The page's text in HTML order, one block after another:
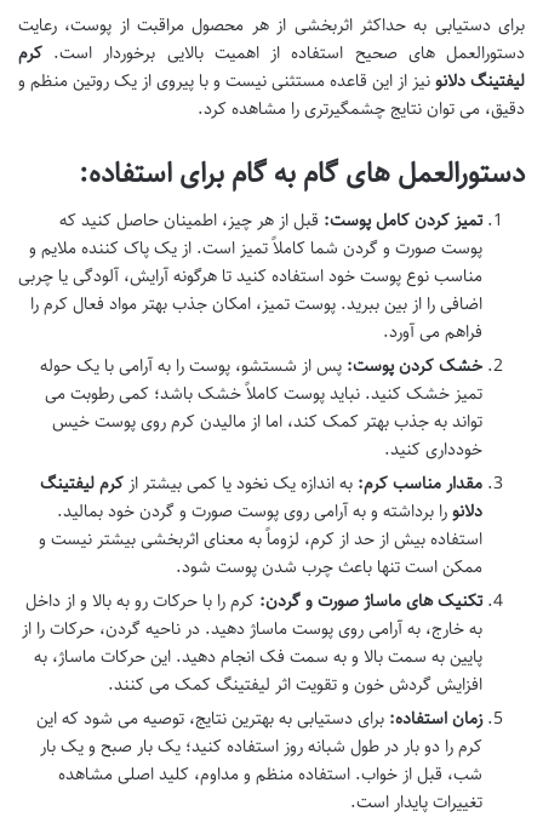
برای دستیابی به حداکثر اثربخشی از هر محصول مراقبت از پوست، رعایت
دستورالعمل های صحیح استفاده از اهمیت بالایی برخوردار است. کرم
لیفتینگ دلانونیز از این قاعده مستثنی نیست و با پیروی از یک روتین منظم و
دقیق، می توان نتایج چشمگیرتری را مشاهده کرد.
دستورالعمل های گام به گام برای استفاده:
تمیز کردن کامل پوست: قبل از هر چیز، اطمینان حاصل کنید که
پوست صورت و گردن شما کاملاً تمیز است. از یک پاک کننده ملایم و
مناسب نوع پوست خود استفاده کنید تا هرگونه آرایش، آلودگی یا چربی
اضافی را از بین ببرید. پوست تمیز، امکان جذب بهتر مواد فعال کرم را
فراهم می آورد.
خشک کردن پوست: پس از شستشو، پوست را به آرامی با یک حوله
تمیز خشک کنید. نباید پوست کاملاً خشک باشد؛ کمی رطوبت می
تواند به جذب بهتر کمک کند، اما از مالیدن کرم روی پوست خیس
خودداری کنید.
مقدار مناسب کرم: به اندازه یک نخود یا کمی بیشتر از کرم لیفتینگ
دلانورا برداشته و به آرامی روی پوست صورت و گردن خود بمالید.
استفاده بیش از حد از کرم، لزوماً به معنای اثربخشی بیشتر نیست و
ممکن است تنها باعث چرب شدن پوست شود.
تکنیک های ماساژ صورت و گردن: کرم را با حرکات رو به بالا و از داخل
به خارج، به آرامی روی پوست ماساژ دهید. در ناحیه گردن، حرکات را از
پایین به سمت بالا و به سمت فک انجام دهید. این حرکات ماساژ، به
افزایش گردش خون و تقویت اثر لیفتینگ کمک می کنند.
زمان استفاده: برای دستیابی به بهترین نتایج، توصیه می شود که این
کرم را دو بار در طول شبانه روز استفاده کنید؛ یک بار صبح و یک بار
شب، قبل از خواب. استفاده منظم و مداوم، کلید اصلی مشاهده
تغییرات پایدار است.